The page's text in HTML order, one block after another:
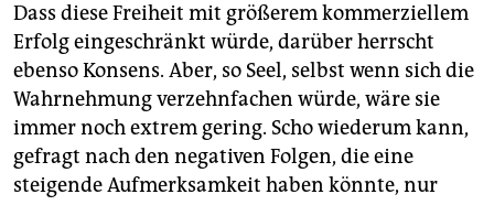
Dass diese Freiheit mit größerem kommerziellem
Erfolg eingeschränkt würde, darüber herrscht
ebenso Konsens. Aber, so Seel, selbst wenn sich die
Wahrnehmung verzehnfachen würde, wäre sie
immer noch extrem gering. Scho wiederum kann,
gefragt nach den negativen Folgen, die eine
steigende Aufmerksamkeit haben könnte, nur